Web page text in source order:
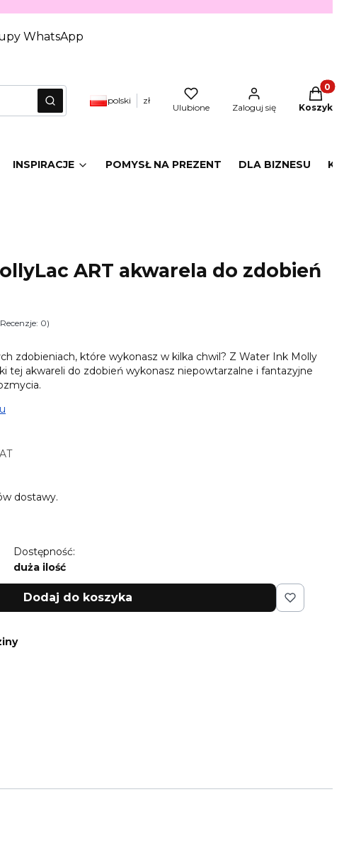
WhatsApp
WyczyśćSzukaj polski zł
Ulubione Zaloguj się Koszyk
INSPIRACJE POMYSŁ NA PREZENT DLA BIZNESU
ART akwarela do zdobień
0)
Opinie
zdobieniach, które wykonasz w kilka chwil? Z Water Ink Molly
tej akwareli do zdobień wykonasz niepowtarzalne i fantazyjne
dostawy.
Dostępność:
duża ilość
Dodaj do koszyka